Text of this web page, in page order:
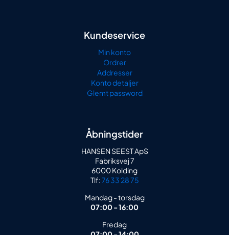
Kundeservice
Min konto
Ordrer
Addresser
Konto detaljer
Glemt password
Åbningstider
HANSEN SEEST ApS
Fabriksvej 7
6000 Kolding
Tlf:76 33 28 75
Mandag - torsdag
07:00 - 16:00
Fredag